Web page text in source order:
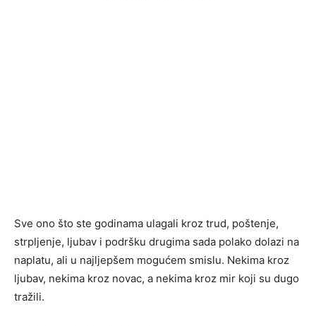
Sve ono što ste godinama ulagali kroz trud, poštenje,
strpljenje, ljubav i podršku drugima sada polako dolazi na
naplatu, ali u najljepšem mogućem smislu. Nekima kroz
ljubav, nekima kroz novac, a nekima kroz mir koji su dugo
tražili.